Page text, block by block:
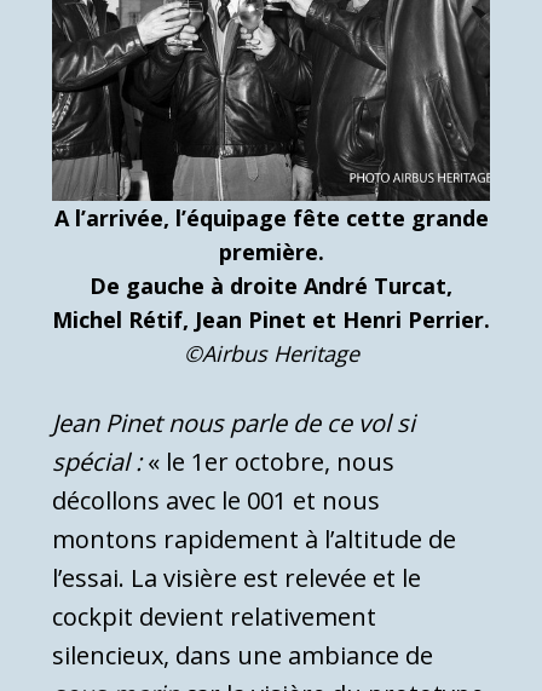
A l’arrivée, l’équipage fête cette grande
première.
De gauche à droite André Turcat,
Michel Rétif, Jean Pinet et Henri Perrier.
©Airbus Heritage
Jean Pinet nous parle de ce vol si
spécial :« le 1er octobre, nous
décollons avec le 001 et nous
montons rapidement à l’altitude de
l’essai. La visière est relevée et le
cockpit devient relativement
silencieux, dans une ambiance de